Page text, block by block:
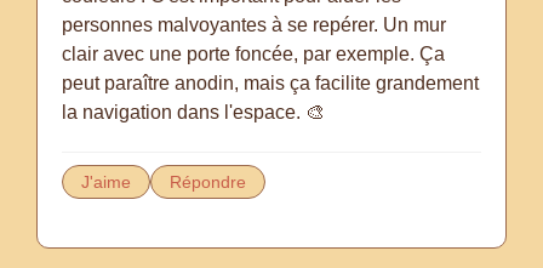
personnes malvoyantes à se repérer. Un mur
clair avec une porte foncée, par exemple. Ça
peut paraître anodin, mais ça facilite grandement
la navigation dans l'espace. 🎨
J'aime Répondre